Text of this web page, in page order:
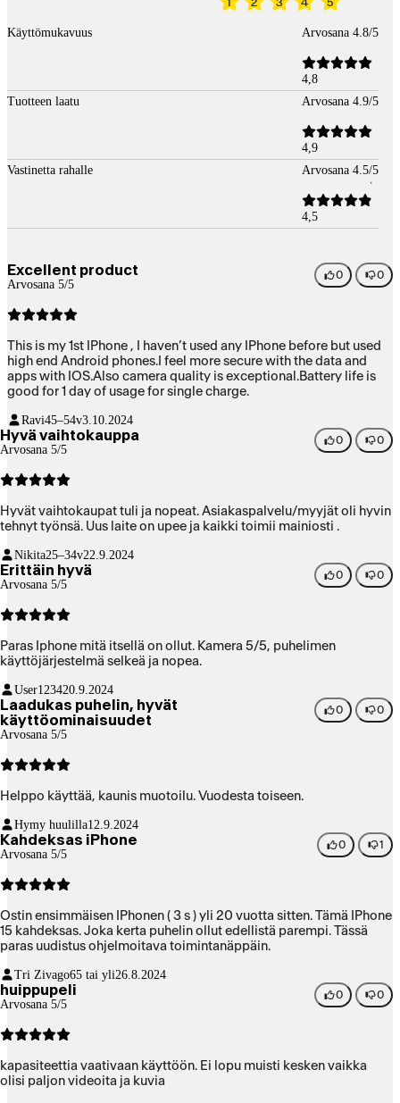
1 2 3 4 5
Käyttömukavuus Arvosana 4.8/5
4,8
Tuotteen laatu
Arvosana 4.9/5
4,9
Vastinetta rahalle
Arvosana 4.5/5
4,5
Excellent product
Arvosana 5/5
0 0
This is my 1st IPhone , I haven’t used any IPhone before but used
high end Android phones.I feel more secure with the data and
apps with IOS.Also camera quality is exceptional.Battery life is
good for 1 day of usage for single charge.
Ravi45–54v3.10.2024
Hyvä vaihtokauppa
Arvosana 5/5
0 0
Hyvät vaihtokaupat tuli ja nopeat. Asiakaspalvelu/myyjät oli hyvin
tehnyt työnsä. Uus laite on upee ja kaikki toimii mainiosti .
Nikita25–34v22.9.2024
Erittäin hyvä
Arvosana 5/5
0 0
Paras Iphone mitä itsellä on ollut. Kamera 5/5, puhelimen
käyttöjärjestelmä selkeä ja nopea.
User123420.9.2024
Laadukas puhelin, hyvät
käyttöominaisuudet
Arvosana 5/5
0 0
Helppo käyttää, kaunis muotoilu. Vuodesta toiseen.
Hymy huulilla12.9.2024
Kahdeksas iPhone
Arvosana 5/5
0 1
Ostin ensimmäisen IPhonen ( 3 s ) yli 20 vuotta sitten. Tämä IPhone
15 kahdeksas. Joka kerta puhelin ollut edellistä parempi. Tässä
paras uudistus ohjelmoitava toimintanäppäin.
Tri Zivago65 tai yli26.8.2024
huippupeli
Arvosana 5/5
0 0
kapasiteettia vaativaan käyttöön. Ei lopu muisti kesken vaikka
olisi paljon videoita ja kuvia